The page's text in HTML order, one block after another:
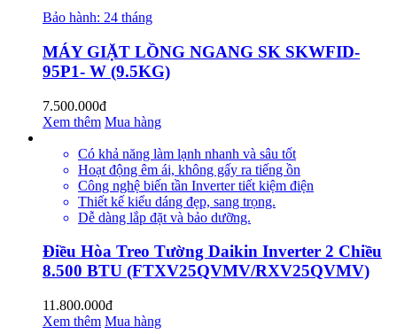
Bảo hành: 24 tháng
MÁY GIẶT LỒNG NGANG SK SKWFID-
95P1- W (9.5KG)
7.500.000đ
Xem thêm Mua hàng
Có khả năng làm lạnh nhanh và sâu tốt
Hoạt động êm ái, không gấy ra tiếng ồn
Công nghệ biến tần Inverter tiết kiệm điện
Thiết kế kiểu dáng đẹp, sang trọng.
Dễ dàng lắp đặt và bảo dưỡng.
Điều Hòa Treo Tường Daikin Inverter 2 Chiều
8.500 BTU (FTXV25QVMV/RXV25QVMV)
11.800.000đ
Xem thêm Mua hàng